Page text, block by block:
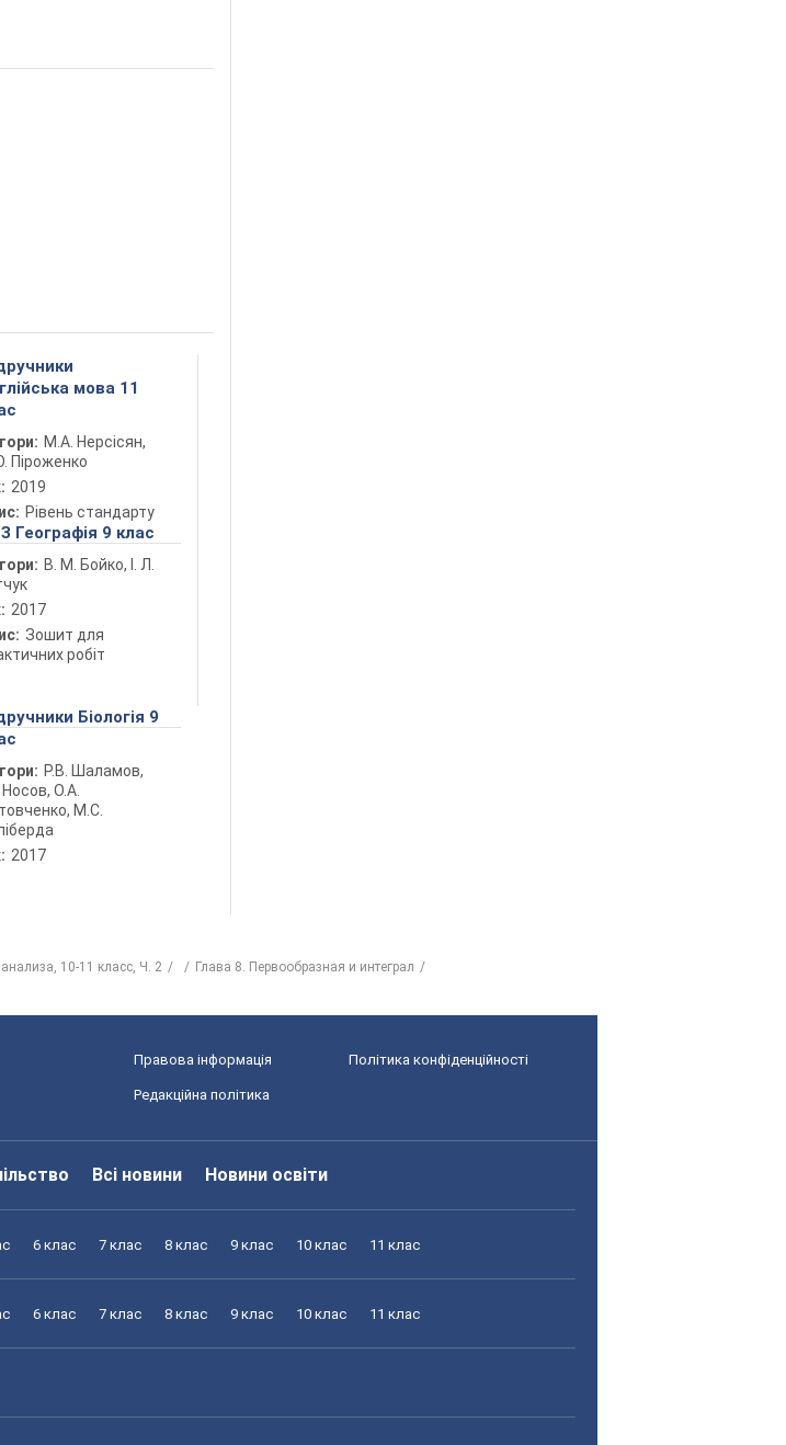
мова 11
М.А. Нерсісян,
Піроженко
2019
Рівень стандарту
Географія 9 клас
В. М. Бойко, І. Л.
2017
Зошит для
робіт
Біологія 9
Р.В. Шаламов,
Носов, О.А.
М.С.
2017
10-11 класс, Ч. 2
Глава 8. Первообразная и интеграл
Правова інформація Політика конфіденційності
Редакційна політика
Всі новини Новини освіти
6 клас 7 клас 8 клас 9 клас 10 клас 11 клас
6 клас 7 клас 8 клас 9 клас 10 клас 11 клас